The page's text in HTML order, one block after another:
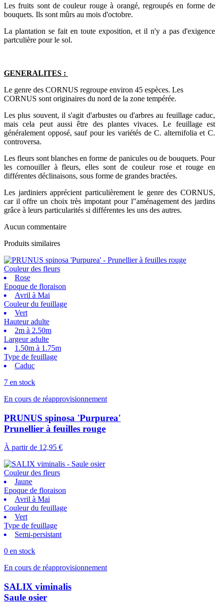
Les fruits sont de couleur rouge à orangé, regroupés en forme de
bouquets. Ils sont mûrs au mois d'octobre.
La plantation se fait en toute exposition, et il n'y a pas d'exigence
partculière pour le sol.
GENERALITES :
Le genre des CORNUS regroupe environ 45 espèces. Les
CORNUS sont originaires du nord de la zone tempérée.
Les plus souvent, il s'agit d'arbustes ou d'arbres au feuillage caduc,
mais cela peut aussi être des plantes vivaces. Le feuillage est
généralement opposé, sauf pour les variétés de C. alternifolia et C.
controversa.
Les fleurs sont blanches en forme de panicules ou de bouquets. Pour
les cornouiller à fleurs, elles sont de couleur rose et rouge en
différentes déclinaisons, sous forme de grandes bractées.
Les jardiniers apprécient particulièrement le genre des CORNUS,
car il offre un choix très impotant pour l"aménagement des jardins
grâce à leurs particularités si différentes les uns des autres.
Aucun commentaire
Produits similaires
Couleur des fleurs
Rose
Epoque de floraison
Avril à Mai
Couleur du feuillage
Vert
Hauteur adulte
2m à 2.50m
Largeur adulte
1.50m à 1.75m
Type de feuillage
Caduc
7 en stock
En cours de réapprovisionnement
PRUNUS spinosa 'Purpurea'
Prunellier à feuilles rouge
À partir de 12,95 €
Couleur des fleurs
Jaune
Epoque de floraison
Avril à Mai
Couleur du feuillage
Vert
Type de feuillage
Semi-persistant
0 en stock
En cours de réapprovisionnement
SALIX viminalis
Saule osier